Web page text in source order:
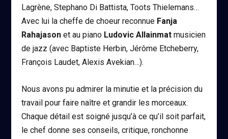
Lagrène, Stephano Di Battista, Toots Thielemans…
Avec lui la cheffe de choeur reconnue Fanja
Rahajason et au piano Ludovic Allainmat musicien
de jazz (avec Baptiste Herbin, Jérôme Etcheberry,
François Laudet, Alexis Avekian…).
Nous avons pu admirer la minutie et la précision du
travail pour faire naître et grandir les morceaux.
Chaque détail est soigné jusqu’à ce qu’il soit parfait,
le chef donne ses conseils, critique, ronchonne